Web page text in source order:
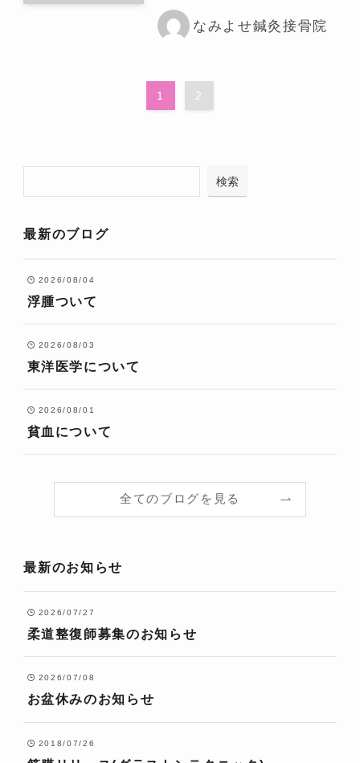
なみよせ鍼灸接骨院
1 2
検索
最新のブログ
2026/08/04
浮腫ついて
2026/08/03
東洋医学について
2026/08/01
貧血について
全てのブログを見る
最新のお知らせ
2026/07/27
柔道整復師募集のお知らせ
2026/07/08
お盆休みのお知らせ
2018/07/26